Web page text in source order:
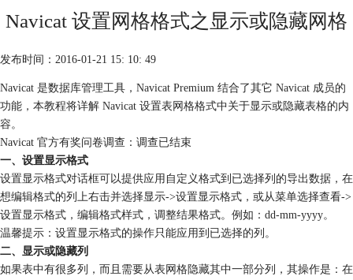
Navicat 设置网格格式之显示或隐藏网格
发布时间：2016-01-21 15: 10: 49
Navicat 是数据库管理工具，Navicat Premium 结合了其它 Navicat 成员的
功能，本教程将详解 Navicat 设置表网格格式中关于显示或隐藏表格的内
容。
Navicat 官方有奖问卷调查：调查已结束
一、设置显示格式
设置显示格式对话框可以提供应用自定义格式到已选择列的导出数据，在
想编辑格式的列上右击并选择显示->设置显示格式，或从菜单选择查看->
设置显示格式，编辑格式样式，调整结果格式。例如：dd-mm-yyyy。
温馨提示：设置显示格式的操作只能应用到已选择的列。
二、显示或隐藏列
如果表中有很多列，而且需要从表网格隐藏其中一部分列，其操作是：在